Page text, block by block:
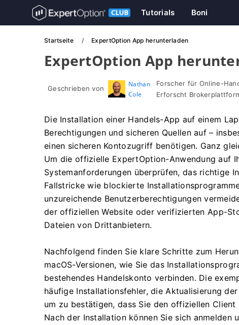
Tutorials Boni
Startseite ExpertOption App herunterladen
ExpertOption App
Geschrieben von
Nathan
Cole
Forscher für Online-
Erforscht
Die Installation einer Handels-App auf einem
Berechtigungen und sicheren Quellen auf –
einen sicheren Kontozugriff benötigen. Ganz
Um die offizielle ExpertOption-Anwendung auf
Systemanforderungen überprüfen, das richtige
Fallstricke wie blockierte
unzureichende Benutzerberechtigungen
der offiziellen Website oder verifizierten App-
Dateien von Drittanbietern.
Nachfolgend finden Sie klare Schritte zum
macOS-Versionen, wie Sie das
bestehendes Handelskonto verbinden. Die
häufige Installationsfehler, die Aktualisierung
um zu bestätigen, dass Sie den offiziellen
Nach der Installation können Sie sich